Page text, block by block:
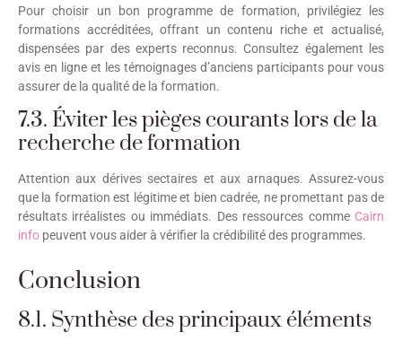
Pour choisir un bon programme de formation, privilégiez les
formations accréditées, offrant un contenu riche et actualisé,
dispensées par des experts reconnus. Consultez également les
avis en ligne et les témoignages d’anciens participants pour vous
assurer de la qualité de la formation.
7.3. Éviter les pièges courants lors de la
recherche de formation
Attention aux dérives sectaires et aux arnaques. Assurez-vous
que la formation est légitime et bien cadrée, ne promettant pas de
résultats irréalistes ou immédiats. Des ressources comme Cairn
info peuvent vous aider à vérifier la crédibilité des programmes.
Conclusion
8.1. Synthèse des principaux éléments